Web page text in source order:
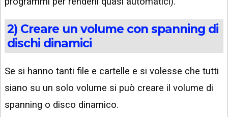
2) Creare un volume con spanning di
dischi dinamici
Se si hanno tanti file e cartelle e si volesse che tutti
siano su un solo volume si può creare il volume di
spanning o disco dinamico.